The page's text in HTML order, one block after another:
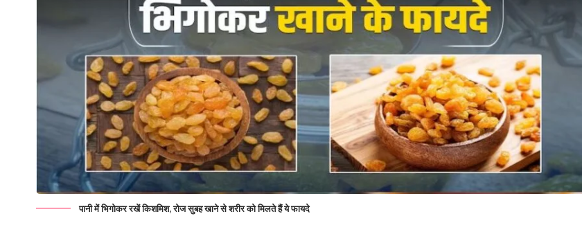
पानी में भिगोकर रखें किशमिश, रोज सुबह खाने से शरीर को मिलते हैं ये फायदे